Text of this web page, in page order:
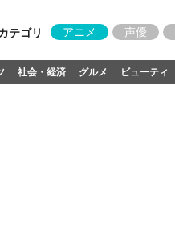
テゴリ アニメ 声優
社会・経済 グルメ ビューティ